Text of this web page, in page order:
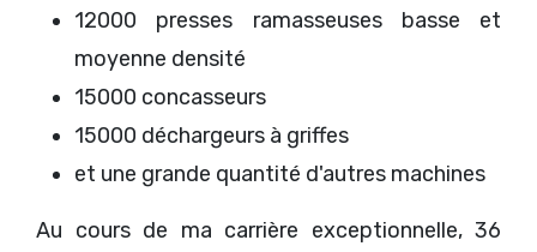
12000 presses ramasseuses basse et
moyenne densité
15000 concasseurs
15000 déchargeurs à griffes
et une grande quantité d'autres machines
Au cours de ma carrière exceptionnelle, 36